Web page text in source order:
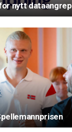
nytt dataangrep